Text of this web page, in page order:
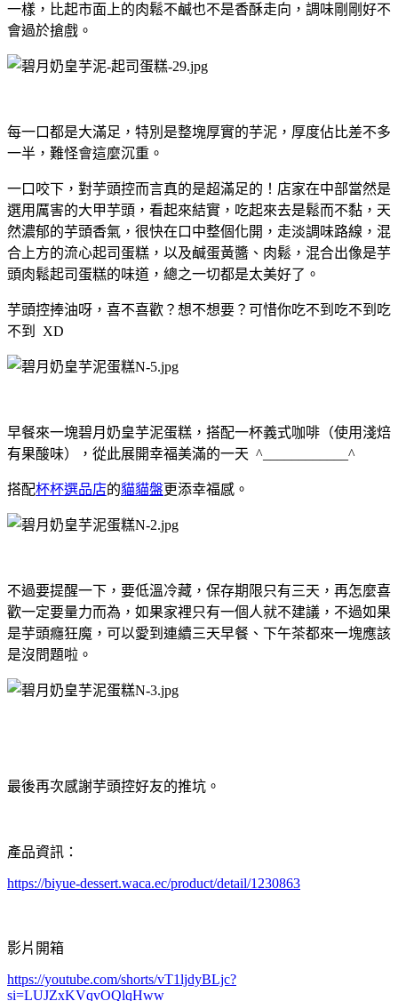
一樣，比起市面上的肉鬆不鹹也不是香酥走向，調味剛剛好不
會過於搶戲。
每一口都是大滿足，特別是整塊厚實的芋泥，厚度佔比差不多
一半，難怪會這麼沉重。
一口咬下，對芋頭控而言真的是超滿足的！店家在中部當然是
選用厲害的大甲芋頭，看起來結實，吃起來去是鬆而不黏，天
然濃郁的芋頭香氣，很快在口中整個化開，走淡調味路線，混
合上方的流心起司蛋糕，以及鹹蛋黃醬、肉鬆，混合出像是芋
頭肉鬆起司蛋糕的味道，總之一切都是太美好了。
芋頭控捧油呀，喜不喜歡？想不想要？可惜你吃不到吃不到吃
不到 XD
早餐來一塊碧月奶皇芋泥蛋糕，搭配一杯義式咖啡（使用淺焙
有果酸味），從此展開幸福美滿的一天 ^____________^
搭配杯杯選品店的貓貓盤更添幸福感。
不過要提醒一下，要低溫冷藏，保存期限只有三天，再怎麼喜
歡一定要量力而為，如果家裡只有一個人就不建議，不過如果
是芋頭癮狂魔，可以愛到連續三天早餐、下午茶都來一塊應該
是沒問題啦。
最後再次感謝芋頭控好友的推坑。
產品資訊：
https://biyue-dessert.waca.ec/product/detail/1230863
影片開箱
https://youtube.com/shorts/vT1ljdyBLjc?
si=LUJZxKVqvOQlqHww